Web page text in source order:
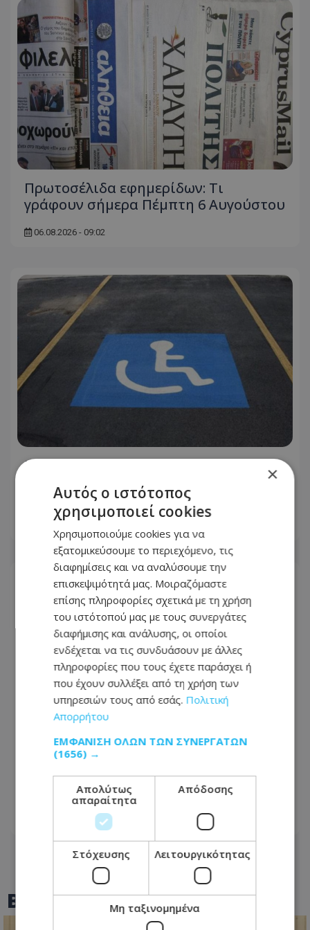
Πρωτοσέλιδα εφημερίδων: Τι
γράφουν σήμερα Πέμπτη 6 Αυγούστου
06.08.2026 - 09:02
Καταγγελία πολίτη: Αυτό που συνέβη
στις θέσεις ΑμεΑ στη Λάρνακα
προκαλεί οργή - Φωτογραφία
Βαθιά θλίψη για τον θάνατο του
Μάριου Γιασσουμή: Η παράκληση της
οικογένειας - Φωτογραφία
06.08.2026 - 08:17
BEST OFTOTHEMAONLINE
×
Αυτός ο ιστότοπος
χρησιμοποιεί cookies
Χρησιμοποιούμε cookies για να
εξατομικεύσουμε το περιεχόμενο, τις
διαφημίσεις και να αναλύσουμε την
επισκεψιμότητά μας. Μοιραζόμαστε
επίσης πληροφορίες σχετικά με τη χρήση
του ιστότοπού μας με τους συνεργάτες
διαφήμισης και ανάλυσης, οι οποίοι
ενδέχεται να τις συνδυάσουν με άλλες
πληροφορίες που τους έχετε παράσχει ή
που έχουν συλλέξει από τη χρήση των
υπηρεσιών τους από εσάς. Πολιτική
Απορρήτου
ΕΜΦΆΝΙΣΗ ΌΛΩΝ ΤΩΝ ΣΥΝΕΡΓΑΤΏΝ
(1656) →
Απολύτως
απαραίτητα
Απόδοσης
Στόχευσης Λειτουργικότητας
Μη ταξινομημένα